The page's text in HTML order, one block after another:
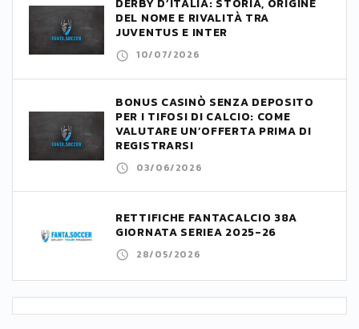
DERBY D’ITALIA: STORIA, ORIGINE
DEL NOME E RIVALITÀ TRA
JUVENTUS E INTER
10/07/2026
BONUS CASINÒ SENZA DEPOSITO
PER I TIFOSI DI CALCIO: COME
VALUTARE UN’OFFERTA PRIMA DI
REGISTRARSI
03/06/2026
RETTIFICHE FANTACALCIO 38A
GIORNATA SERIEA 2025-26
28/05/2026